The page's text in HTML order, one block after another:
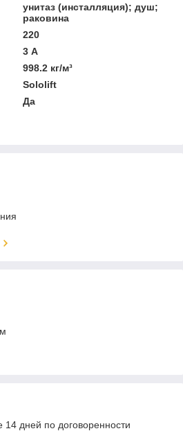
унитаз (инсталляция); душ;
раковина
220
3 А
998.2 кг/м³
Sololift
Да
14 дней по договоренности